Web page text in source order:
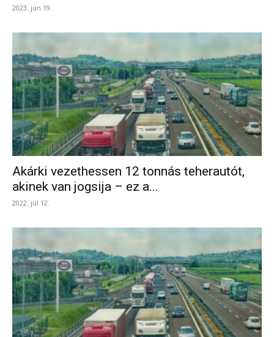
2023. jún 19.
Akárki vezethessen 12 tonnás teherautót,
akinek van jogsija – ez a...
2022. júl 12.